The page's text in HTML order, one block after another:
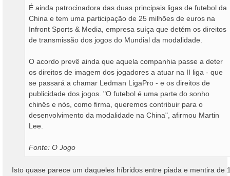
É ainda patrocinadora das duas principais ligas de futebol da
China e tem uma participação de 25 milhões de euros na
Infront Sports & Media, empresa suíça que detém os direitos
de transmissão dos jogos do Mundial da modalidade.
O acordo prevê ainda que aquela companhia passe a deter
os direitos de imagem dos jogadores a atuar na II liga - que
se passará a chamar Ledman LigaPro - e os direitos de
publicidade dos jogos. "O futebol é uma parte do sonho
chinês e nós, como firma, queremos contribuir para o
desenvolvimento da modalidade na China", afirmou Martin
Lee.
Fonte: O Jogo
Isto quase parece um daqueles híbridos entre piada e mentira de